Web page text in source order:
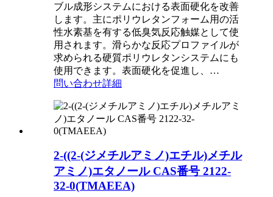
ブル成形システムにおける表面硬化を改善
します。主にポリウレタンフォーム用の活
性水素基を有する低臭気反応触媒として使
用されます。滑らかな反応プロファイルが
求められる硬質ポリウレタンシステムにも
使用できます。表面硬化を促進し、…
問い合わせ詳細
2-((2-(ジメチルアミノ)エチル)メチル
アミノ)エタノール CAS番号 2122-
32-0(TMAEEA)